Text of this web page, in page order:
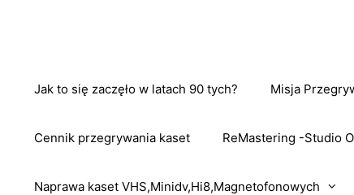
Jak to się zaczęło w latach 90 tych? Misja
Cennik przegrywania kaset ReMastering -Studio
Naprawa kaset VHS,Minidv,Hi8,Magnetofonowych